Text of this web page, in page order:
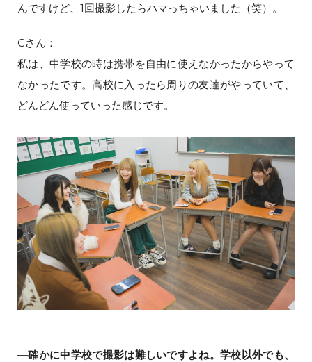
んですけど、1回撮影したらハマっちゃいました（笑）。
Cさん：
私は、中学校の時は携帯を自由に使えなかったからやって
なかったです。高校に入ったら周りの友達がやっていて、
どんどん使っていった感じです。
—確かに中学校で撮影は難しいですよね。学校以外でも、